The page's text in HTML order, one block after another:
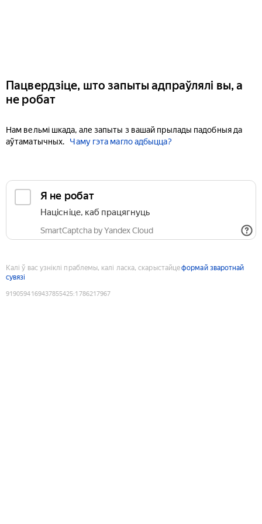
Пацвердзіце, што запыты адпраўлялі вы, а
не робат
Нам вельмі шкада, але запыты з вашай прылады падобныя да
аўтаматычных.
Чаму гэта магло адбыцца?
Я не робат
Націсніце, каб працягнуць
SmartCaptcha by Yandex Cloud
Калі ў вас узніклі праблемы, калі ласка, скарыстайцеформай зваротнай
сувязі
9190594169437855425:1786217967